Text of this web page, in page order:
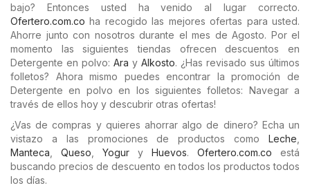
bajo? Entonces usted ha venido al lugar correcto.
Ofertero.com.co ha recogido las mejores ofertas para usted.
Ahorre junto con nosotros durante el mes de Agosto. Por el
momento las siguientes tiendas ofrecen descuentos en
Detergente en polvo: Ara y Alkosto. ¿Has revisado sus últimos
folletos? Ahora mismo puedes encontrar la promoción de
Detergente en polvo en los siguientes folletos: Navegar a
través de ellos hoy y descubrir otras ofertas!
¿Vas de compras y quieres ahorrar algo de dinero? Echa un
vistazo a las promociones de productos como Leche
Manteca
Queso Yogur y Huevos. Ofertero.com.co está
buscando precios de descuento en todos los productos todos
los días.